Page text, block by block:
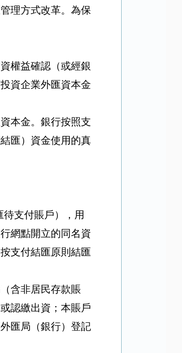
理方式改革。為保
權益確認（或經銀
資企業外匯資本金
本金。銀行按照支
匯）資金使用的真
支付賬戶），用
網點開立的同名資
支付結匯原則結匯
含非居民存款賬
認繳出資；本賬戶
匯局（銀行）登記